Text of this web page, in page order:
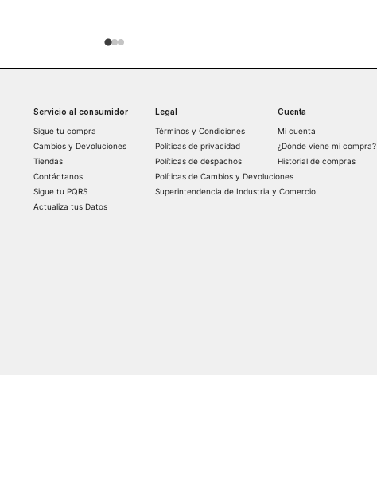
Servicio al consumidor
Sigue tu compra
Cambios y Devoluciones
Tiendas
Contáctanos
Sigue tu PQRS
Actualiza tus Datos
Legal
Términos y Condiciones
Políticas de privacidad
Políticas de despachos
Políticas de Cambios y Devoluciones
Superintendencia de Industria y Comercio
Cuenta
Mi cuenta
¿Dónde viene mi compra?
Historial de compras